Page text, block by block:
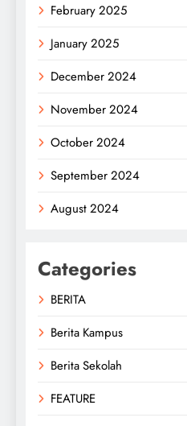
February 2025
January 2025
December 2024
November 2024
October 2024
September 2024
August 2024
Categories
BERITA
Berita Kampus
Berita Sekolah
FEATURE